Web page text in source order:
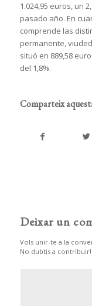
1.024,95 euros, un
pasado año. En
comprende las
permanente,
situó en 889,58
del 1,8%.
Comparteix
Deixar un
Vols unir-te a la
No dubtis a contribuir!